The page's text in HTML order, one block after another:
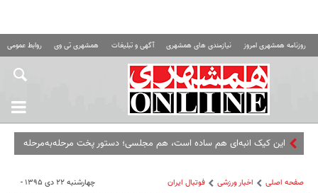
روزنامه همشهری امروز نیازمندی های همشهری آگهی و تبلیغات همشهری تی وی روابط عمومی
این کیک انبه‌ای هم ساده است، هم مجلسی؛ دستور پخت مرحله‌به‌مرحله
صفحه اصلی اخبار ورزشی فوتبال ايران چهارشنبه ۲۲ دی ۱۳۹۵ -